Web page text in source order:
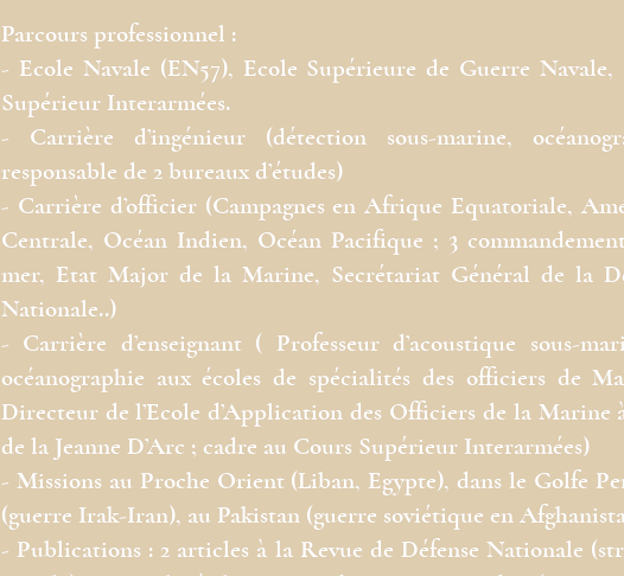
Parcours professionnel :
- Ecole Navale (EN57), Ecole Supérieure de Guerre Navale,
Supérieur Interarmées.
- Carrière d’ingénieur (détection sous-marine,
responsable de 2 bureaux d’études)
- Carrière d’officier (Campagnes en Afrique Equatoriale,
Centrale, Océan Indien, Océan Pacifique ; 3
mer, Etat Major de la Marine, Secrétariat Général de la
Nationale..)
- Carrière d’enseignant ( Professeur d’acoustique sous-
océanographie aux écoles de spécialités des officiers de
Directeur de l’Ecole d’Application des Officiers de la Marine
de la Jeanne D’Arc ; cadre au Cours Supérieur Interarmées)
- Missions au Proche Orient (Liban, Egypte), dans le Golfe
(guerre Irak-Iran), au Pakistan (guerre soviétique en
- Publications : 2 articles à la Revue de Défense Nationale